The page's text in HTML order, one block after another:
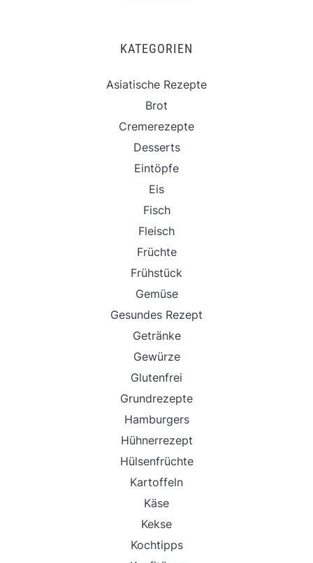
KATEGORIEN
Asiatische Rezepte
Brot
Cremerezepte
Desserts
Eintöpfe
Eis
Fisch
Fleisch
Früchte
Frühstück
Gemüse
Gesundes Rezept
Getränke
Gewürze
Glutenfrei
Grundrezepte
Hamburgers
Hühnerrezept
Hülsenfrüchte
Kartoffeln
Käse
Kekse
Kochtipps